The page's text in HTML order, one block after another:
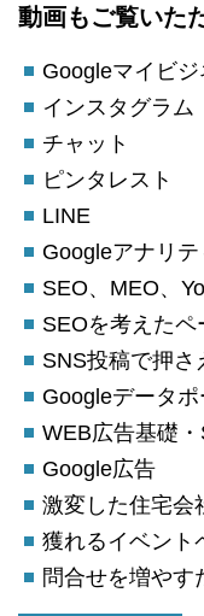
動画もご覧いた
Googleマイビジ
インスタグラム
チャット
ピンタレスト
LINE
Googleアナリテ
SEO、MEO、
SEOを考えたペ
SNS投稿で押さ
Googleデータ
WEB広告基礎
Google広告
激変した住宅会
獲れるイベント
問合せを増やす